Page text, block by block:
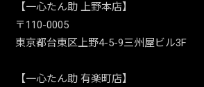
【一心たん助 上野本店】
〒110-0005
東京都台東区上野4-5-9三州屋ビル3F
【一心たん助 有楽町店】